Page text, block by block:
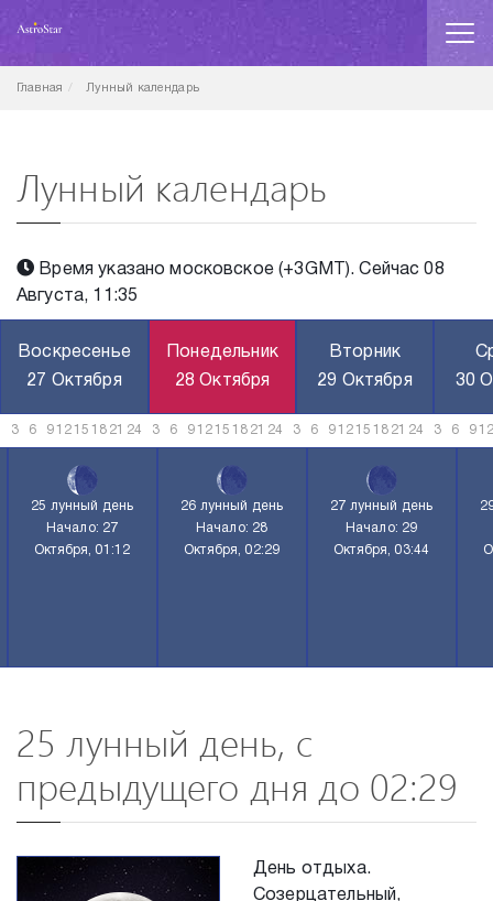
Главная Лунный календарь
Лунный календарь
Время указано московское (+3GMT). Сейчас 08
Августа, 11:35
Воскресенье
27 Октября
Понедельник
28 Октября
Вторник
29 Октября
30
3 6 91215 18 21 24 3 6 91215 18 21 24 3 6 91215 18 21 24 3 6 912
25 лунный день
Начало: 27
Октября, 01:12
26 лунный день
Начало: 28
Октября, 02:29
27 лунный день
Начало: 29
Октября, 03:44
25 лунный день, с
предыдущего дня до 02:29
День отдыха.
Созерцательный,